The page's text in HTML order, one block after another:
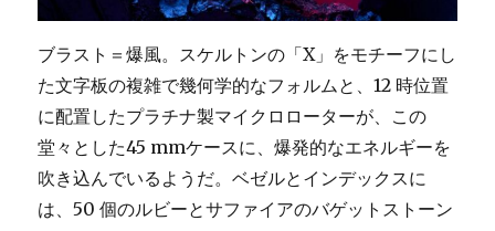
ブラスト＝爆風。スケルトンの「X」をモチーフにし
た文字板の複雑で幾何学的なフォルムと、12 時位置
に配置したプラチナ製マイクロローターが、この
堂々とした45 mmケースに、爆発的なエネルギーを
吹き込んでいるようだ。ベゼルとインデックスに
は、50 個のルビーとサファイアのバゲットストーン